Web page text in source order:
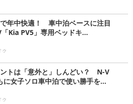
年中快適！ 車中泊ベースに注目
Kia PV5」専用ベッドキ...
ク
トは「意外と」しんどい？ N-V
に女子ソロ車中泊で使い勝手を...
ク